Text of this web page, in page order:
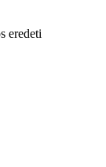
eredeti